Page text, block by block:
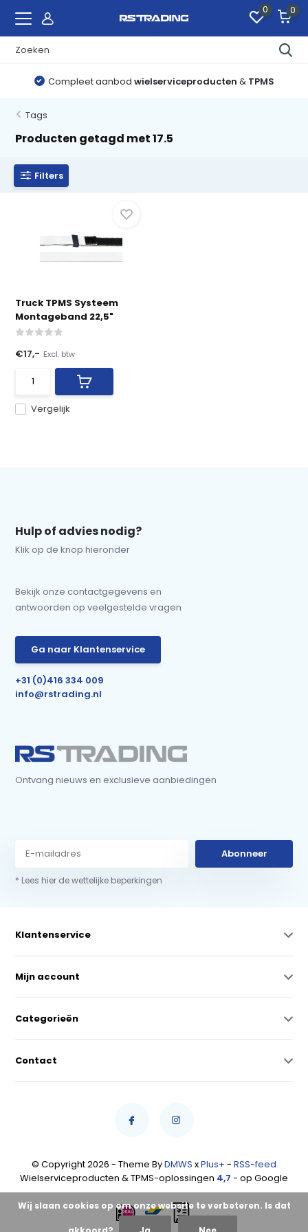
0 0
Compleet aanbod wielserviceproducten & TPMS
Tags
Producten getagd met 17.5
Filters
Truck TPMS Systeem
Montageband 22,5"
Vergelijk
€17,- Excl. btw
Hulp of advies nodig?
Klik op de knop hieronder
Bekijk onze contactgegevens en
antwoorden op veelgestelde vragen
Ga naar Klantenservice
+31 (0)416 334 009
info@rstrading.nl
Ontvang nieuws en exclusieve aanbiedingen
Abonneer
* Lees hier de wettelijke beperkingen
Klantenservice
Mijn account
Categorieën
Contact
© Copyright 2026 - Theme ByDMWS xPlus+ - RSS-feed
Wielserviceproducten & TPMS-oplossingen 4,7 - op Google
Wij slaan cookies op om onze website te verbeteren. Is dat